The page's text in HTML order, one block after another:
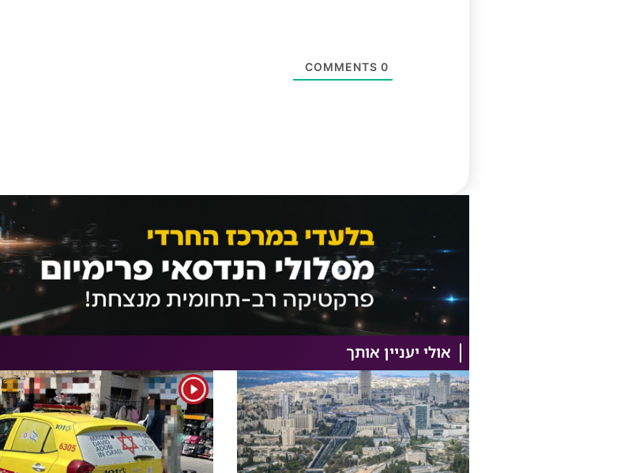
0
אולי יעניין אותך
1